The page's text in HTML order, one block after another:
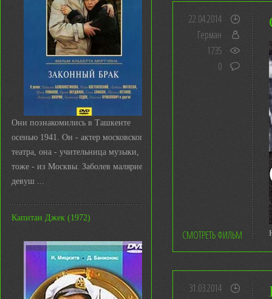
Они познакомились в Ташкенте
осенью 1941. Он - актер московского
театра, она - учительница музыки,
тоже - из Москвы. Заболев малярией,
девуш ...
Капитан Джек (1972)
22.04.2014
Герман
1735
0
СМОТРЕТЬ ФИЛЬМ
31.03.2014